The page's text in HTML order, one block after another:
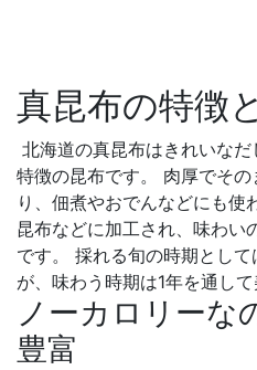
真昆布の特徴
北海道の真昆布はきれいな
特徴の昆布です。 肉厚でそ
り、佃煮やおでんなどにも使
昆布などに加工され、味わい
です。 採れる旬の時期とし
が、味わう時期は1年を通して
ノーカロリーな
豊富